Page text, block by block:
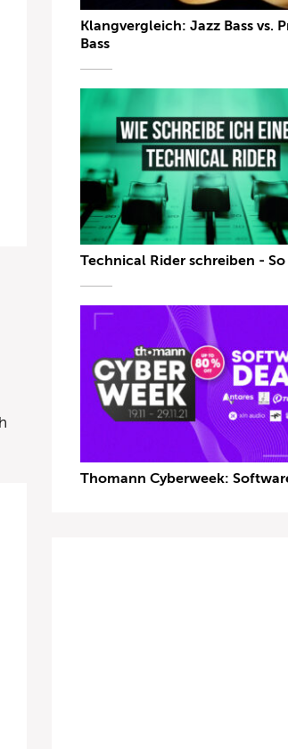
Klangvergleich: Jazz Bass vs.
Bass
Technical Rider schreiben -
Thomann Cyberweek: